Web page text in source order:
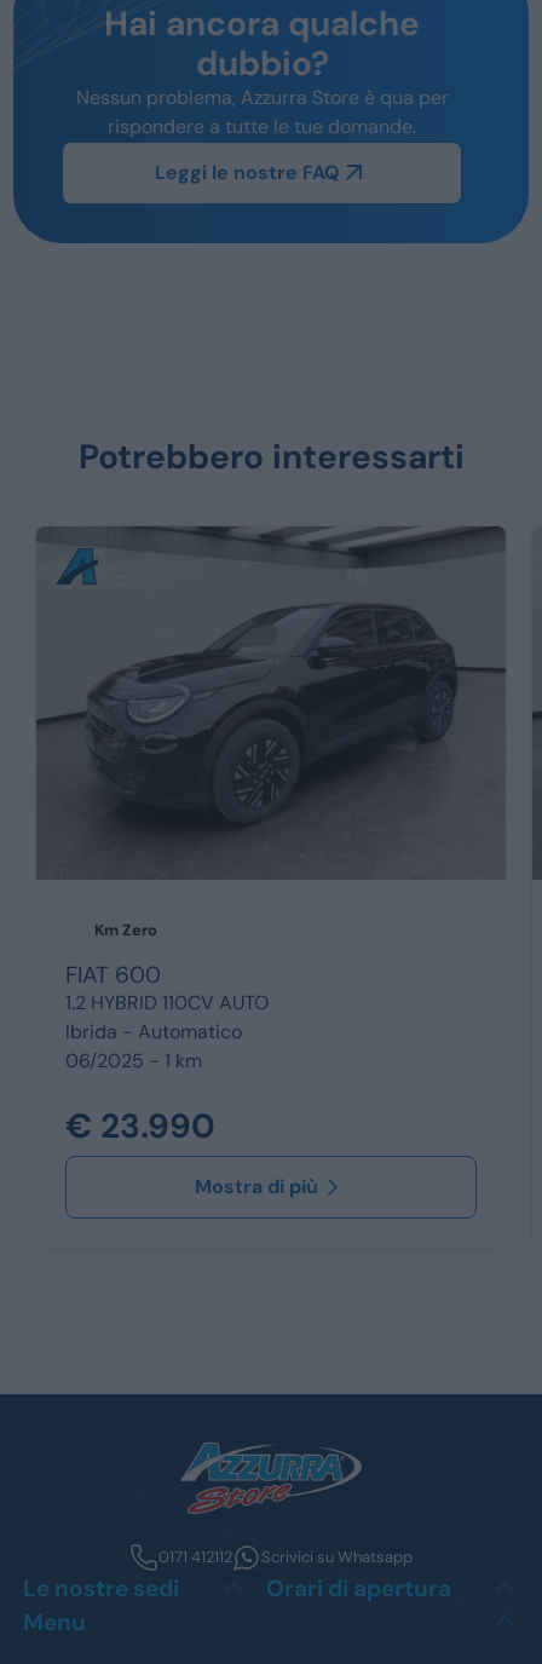
Hai ancora qualche
dubbio?
Nessun problema, Azzurra Store è qua per
rispondere a tutte le tue domande.
Leggi le nostre FAQ
Potrebbero interessarti
Km Zero
FIAT 600
1.2 HYBRID 110CV AUTO
Ibrida - Automatico
06/2025 - 1 km
€ 23.990
Mostra di più
0171 412112 Scrivici su Whatsapp
Le nostre sedi
Orari di apertura
Menu